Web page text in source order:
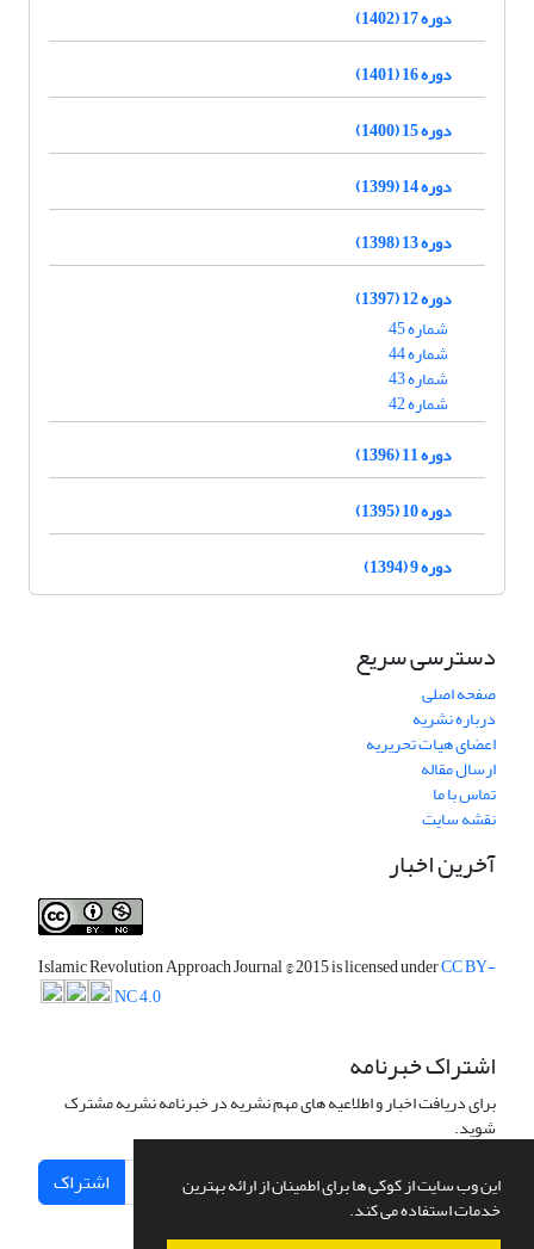
این وب سایت از کوکی ها برای اطمینان از ارائه بهترین
خدمات استفاده می کند.
دوره 17 (1402)
دوره 16 (1401)
دوره 15 (1400)
دوره 14 (1399)
دوره 13 (1398)
دوره 12 (1397)
شماره 45
شماره 44
شماره 43
شماره 42
دوره 11 (1396)
دوره 10 (1395)
دوره 9 (1394)
دسترسی سریع
صفحه اصلی
درباره نشریه
اعضای هیات تحریریه
ارسال مقاله
تماس با ما
نقشه سایت
آخرین اخبار
Islamic Revolution Approach Journal© 2015 is licensed underCC BY-
NC 4.0
اشتراک خبرنامه
برای دریافت اخبار و اطلاعیه های مهم نشریه در خبرنامه نشریه مشترک
شوید.
اشتراک